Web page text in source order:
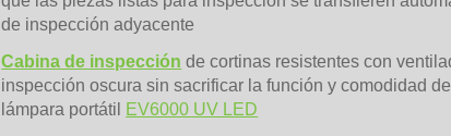
de inspección adyacente
Cabina de inspección de cortinas resistentes con
inspección oscura sin sacrificar la función y comodidad
lámpara portátil
EV6000 UV LED